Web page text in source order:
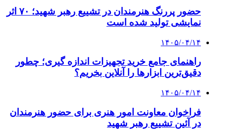
حضور پررنگ هنرمندان در تشییع رهبر شهید؛ ۷۰ اثر
نمایشی تولید شده است
۱۴۰۵/۰۴/۱۴
راهنمای جامع خرید تجهیزات اندازه گیری؛ چطور
دقیق‌ترین ابزارها را آنلاین بخریم؟
۱۴۰۵/۰۴/۱۴
فراخوان معاونت امور هنری برای حضور هنرمندان
در آئین تشییع رهبر شهید